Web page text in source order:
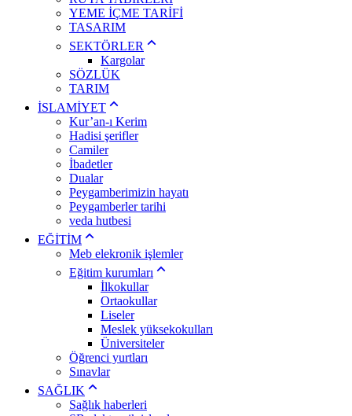
YEME İÇME TARİFİ
TASARIM
SEKTÖRLER
Kargolar
SÖZLÜK
TARIM
İSLAMİYET
Kur’an-ı Kerim
Hadisi şerifler
Camiler
İbadetler
Dualar
Peygamberimizin hayatı
Peygamberler tarihi
veda hutbesi
EĞİTİM
Meb elekronik işlemler
Eğitim kurumları
İlkokullar
Ortaokullar
Liseler
Meslek yüksekokulları
Üniversiteler
Öğrenci yurtları
Sınavlar
SAĞLIK
Sağlık haberleri